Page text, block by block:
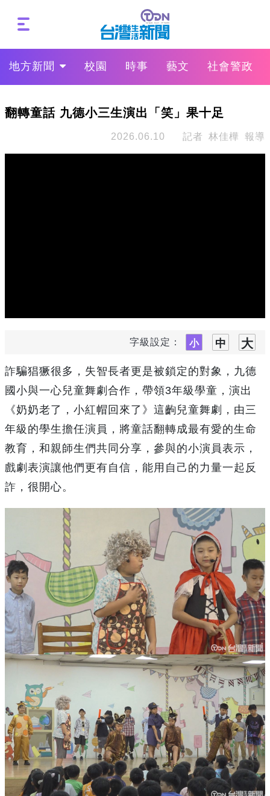
地方新聞 校園 時事 藝文 社會警政
翻轉童話 九德小三生演出「笑」果十足
2026.06.10 記者 林佳樺 報導
字級設定：
詐騙猖獗很多，失智長者更是被鎖定的對象，九德
國小與一心兒童舞劇合作，帶領3年級學童，演出
《奶奶老了，小紅帽回來了》這齣兒童舞劇，由三
年級的學生擔任演員，將童話翻轉成最有愛的生命
教育，和親師生們共同分享，參與的小演員表示，
戲劇表演讓他們更有自信，能用自己的力量一起反
詐，很開心。